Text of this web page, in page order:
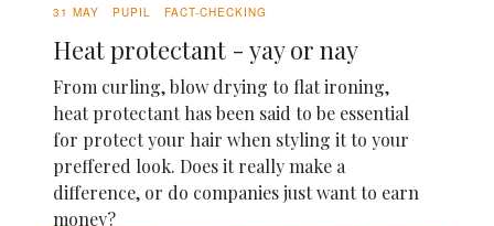
31 MAY PUPIL FACT-CHECKING
Heat protectant - yay or nay
From curling, blow drying to flat ironing,
heat protectant has been said to be essential
for protect your hair when styling it to your
preffered look. Does it really make a
difference, or do companies just want to earn
money?